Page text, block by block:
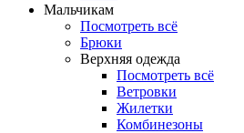
Мальчикам
Посмотреть всё
Брюки
Верхняя одежда
Посмотреть всё
Ветровки
Жилетки
Комбинезоны